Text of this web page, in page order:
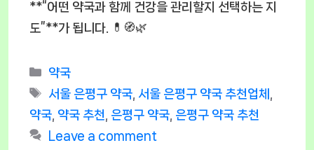
**“어떤 약국과 함께 건강을 관리할지 선택하는 지
도”**가 됩니다. 💊🧭🌿
Categories
약국
Tags
서울 은평구 약국 서울 은평구 약국 추천업체
약국 약국 추천 은평구 약국 은평구 약국 추천
Leave a comment